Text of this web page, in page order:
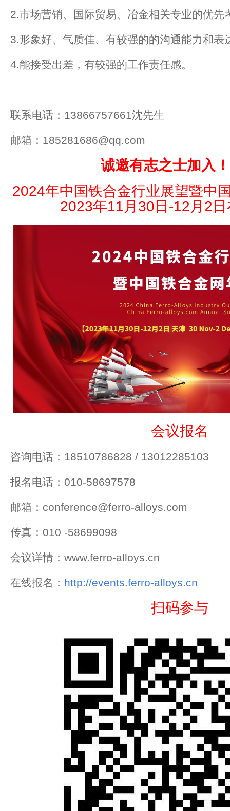
2.市场营销、国际贸易、冶金相关专业的优先
3.形象好、气质佳、有较强的的沟通能力和表
4.能接受出差，有较强的工作责任感。
联系电话：13866757661沈先生
邮箱：185281686@qq.com
诚邀有志之士加入
2024年中国铁合金行业展望暨中
2023年11月30日-12月2
会议报名
咨询电话：18510786828 / 13012285103
报名电话：010-58697578
邮箱：conference@ferro-alloys.com
传真：010 -58699098
会议详情：www.ferro-alloys.cn
在线报名： http://events.ferro-alloys.cn
扫码参与